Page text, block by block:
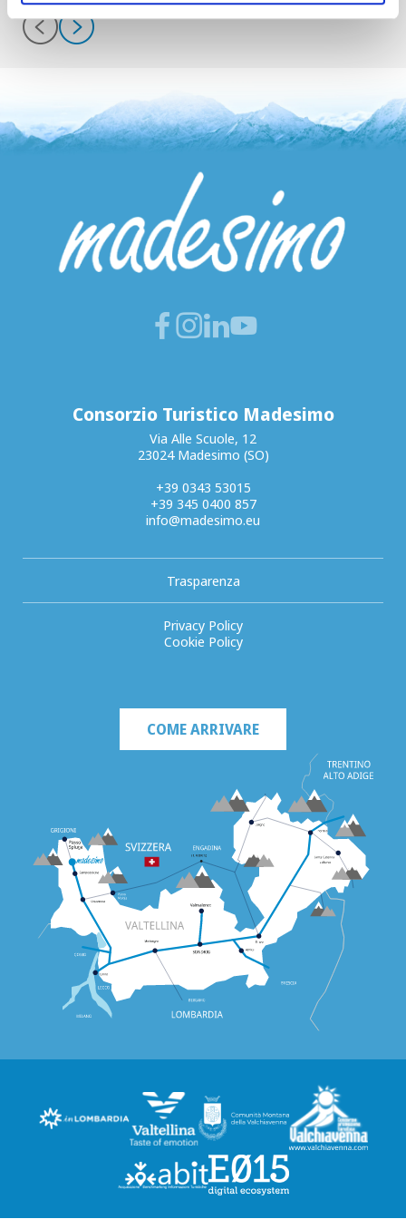
Consorzio Turistico Madesimo
Via Alle Scuole, 12
23024 Madesimo (SO)
+39 0343 53015
+39 345 0400 857
info@madesimo.eu
Trasparenza
Privacy Policy
Cookie Policy
COME ARRIVARE